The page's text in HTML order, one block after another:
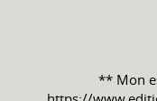
** Mon